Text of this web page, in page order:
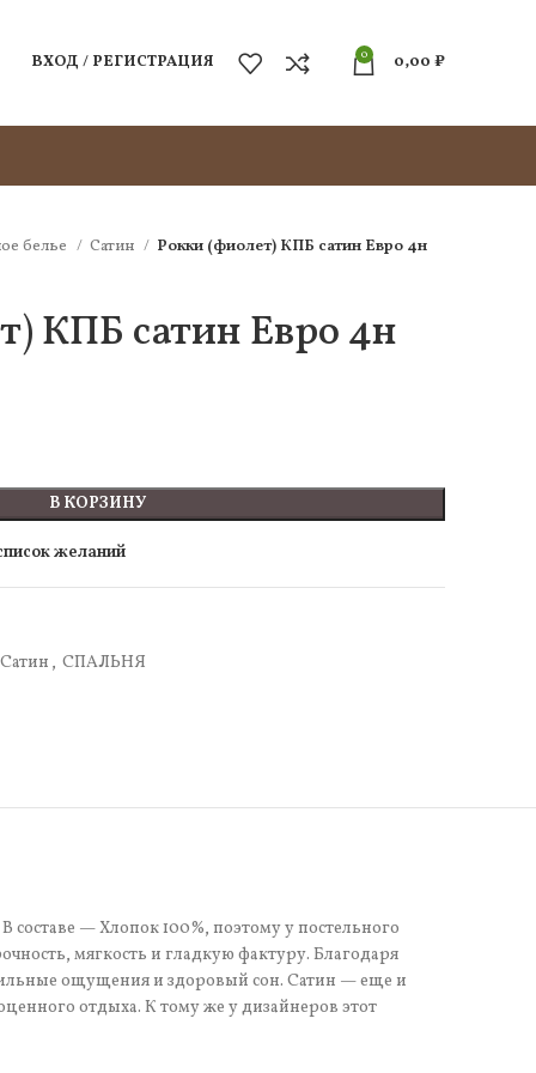
ВХОД / РЕГИСТРАЦИЯ 0 0,00 ₽
белье Сатин Рокки (фиолет) КПБ сатин Евро 4н
КПБ сатин Евро 4н
В КОРЗИНУ
желаний
Сатин , СПАЛЬНЯ
— Хлопок 100%, поэтому у постельного
мягкость и гладкую фактуру. Благодаря
ощущения и здоровый сон. Сатин — еще и
отдыха. К тому же у дизайнеров этот